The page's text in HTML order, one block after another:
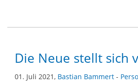
Die Neue stellt sich
01. Juli 2021, Bastian Bammert -